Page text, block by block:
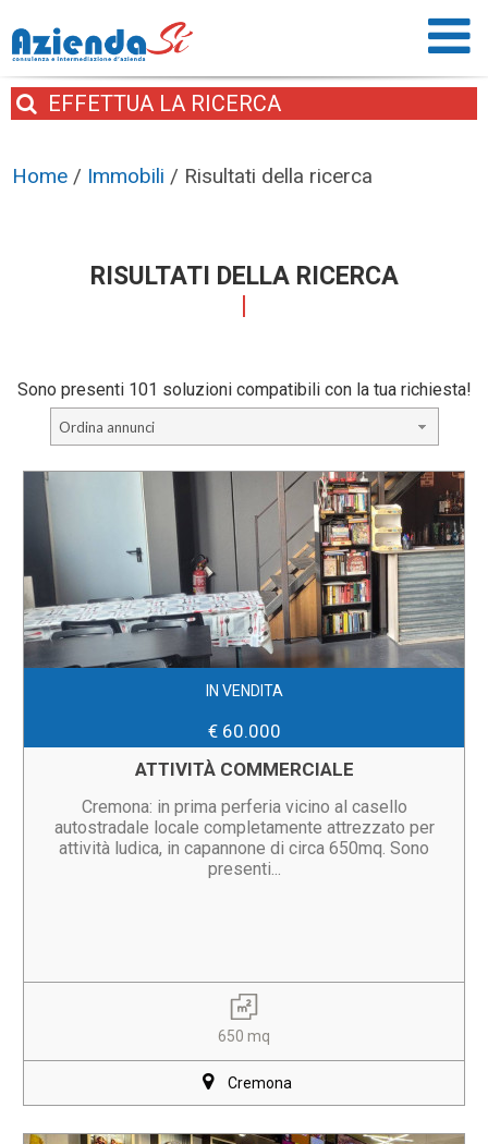
EFFETTUA LA RICERCA
Home / Immobili / Risultati della ricerca
RISULTATI DELLA RICERCA
Sono presenti 101 soluzioni compatibili con la tua richiesta!
Ordina annunci
IN VENDITA
€ 60.000
ATTIVITÀ COMMERCIALE
Cremona: in prima perferia vicino al casello
autostradale locale completamente attrezzato per
attività ludica, in capannone di circa 650mq. Sono
presenti...
650 mq
Cremona